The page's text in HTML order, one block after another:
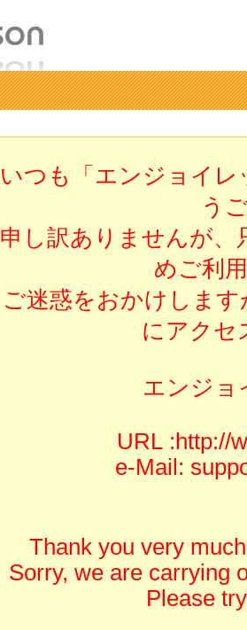
いつも「エンジョイ
う
申し訳ありませんが
めご利
ご迷惑をおかけしま
にアクセ
エンジョ
URL :http://
e-Mail:
Thank you very
Sorry, we are carrying
Please